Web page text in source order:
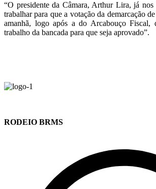
“O presidente da Câmara, Arthur Lira, já nos
trabalhar para que a votação da demarcação
amanhã, logo após a do Arcabouço Fiscal,
trabalho da bancada para que seja aprovado”.
RODEIO BRMS